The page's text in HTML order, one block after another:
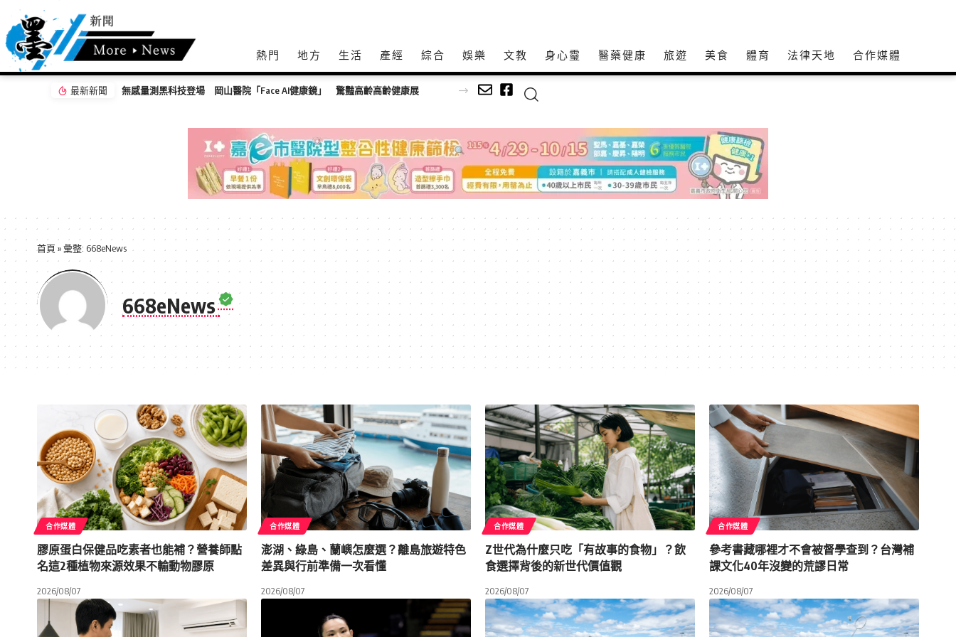
熱門 地方 生活 產經 綜合 娛樂 文教 身心𩆜 醫藥健康 旅遊 美食 體育 法律天地 合作媒體
最新新聞 無感量測黑科技登場 岡山醫院「Face AI健康鏡」 驚豔高齡高齡健康展
首頁 »彙整: 668eNews
668eNews
合作媒體
膠原蛋白保健品吃素者也能補？營養師點
名這2種植物來源效果不輸動物膠原
2026/08/07
合作媒體
澎湖、綠島、蘭嶼怎麼選？離島旅遊特色
差異與行前準備一次看懂
2026/08/07
合作媒體
Z世代為什麼只吃「有故事的食物」？飲
食選擇背後的新世代價值觀
2026/08/07
合作媒體
參考書藏哪裡才不會被督學查到？台灣補
課文化40年沒變的荒謬日常
2026/08/07